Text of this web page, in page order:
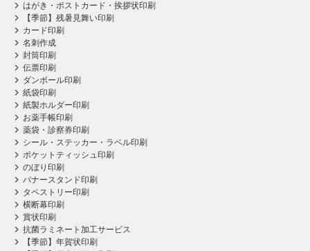
はがき・ポストカード・挨拶状印刷
【季節】残暑見舞い印刷
カード印刷
名刺作成
封筒印刷
伝票印刷
ダンボール印刷
紙袋印刷
紙製ホルダー印刷
お薬手帳印刷
薬袋・診察券印刷
シール・ステッカー・ラベル印刷
ポケットティッシュ印刷
のぼり印刷
バナースタンド印刷
タペストリー印刷
横断幕印刷
賞状印刷
抗菌ラミネート加工サービス
【季節】年賀状印刷